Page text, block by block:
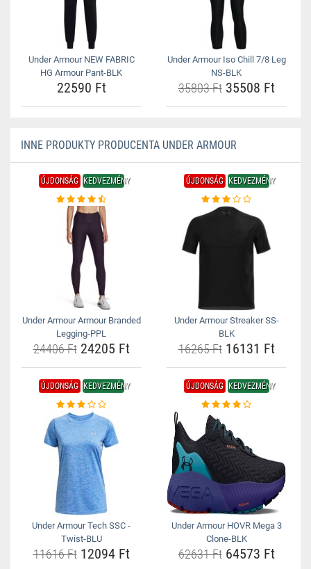
Under Armour NEW FABRIC
HG Armour Pant-BLK
22590 Ft
Under Armour Iso Chill 7/8 Leg
NS-BLK
35803 Ft35508 Ft
INNE PRODUKTY PRODUCENTA UNDER ARMOUR
ÚJDONSÁG KEDVEZMÉNY
Under Armour Armour Branded
Legging-PPL
24406 Ft24205 Ft
ÚJDONSÁG KEDVEZMÉNY
Under Armour Streaker SS-
BLK
16265 Ft16131 Ft
ÚJDONSÁG KEDVEZMÉNY
Under Armour Tech SSC -
Twist-BLU
11616 Ft12094 Ft
ÚJDONSÁG KEDVEZMÉNY
Under Armour HOVR Mega 3
Clone-BLK
62631 Ft64573 Ft